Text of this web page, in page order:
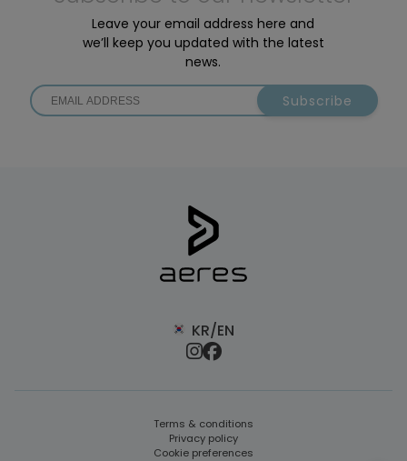
Leave your email address here and
we’ll keep you updated with the latest
news.
Subscribe
KR/EN
Terms & conditions
Privacy policy
Cookie preferences